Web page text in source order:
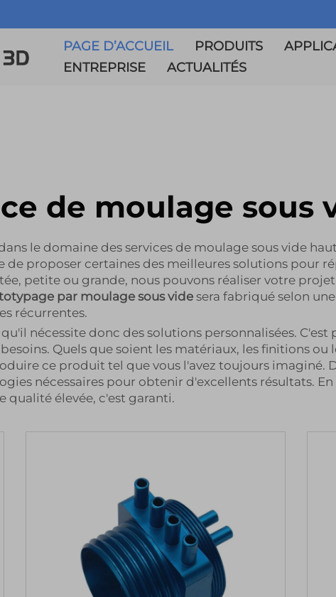
PAGE D’ACCUEIL PRODUITS
ENTREPRISE
ACTUALITÉS
de moulage sous
le domaine des services de moulage sous vide
de proposer certaines des meilleures solutions pour
petite ou grande, nous pouvons réaliser votre
par moulage sous vide sera fabriqué selon
récurrentes.
nécessite donc des solutions personnalisées.
Quels que soient les matériaux, les finitions ou
ce produit tel que vous l'avez toujours imaginé.
nécessaires pour obtenir d'excellents résultats.
qualité élevée, c'est garanti.